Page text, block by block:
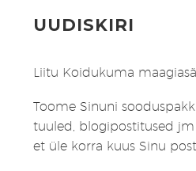
UUDISKIRI
Liitu Koidukuma
Toome Sinuni
tuuled, blogipostitused jm
et üle korra kuus Sinu